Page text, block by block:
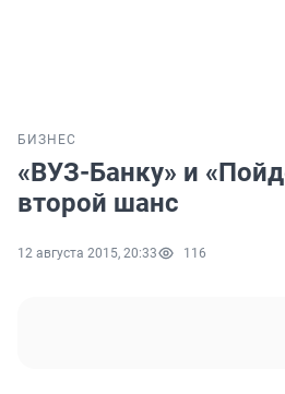
БИЗНЕС
«ВУЗ-Банку» и
второй шанс
12 августа 2015, 20:33 116